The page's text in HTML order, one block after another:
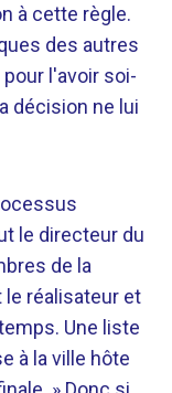
à cette règle.
des autres
l'avoir soi-
décision ne lui
le directeur du
de la
le réalisateur et
Une liste
à la ville hôte